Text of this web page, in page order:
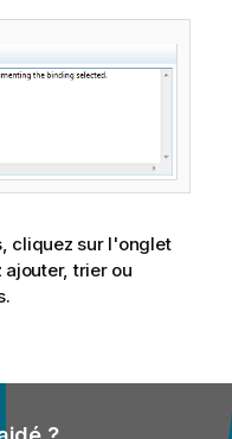
cliquez sur l'onglet
ajouter, trier ou